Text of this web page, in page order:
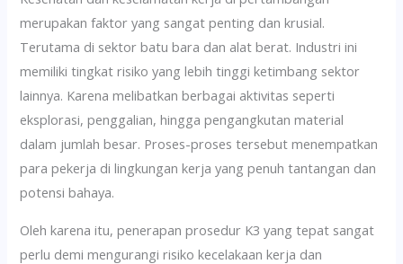
merupakan faktor yang sangat penting dan krusial.
Terutama di sektor batu bara dan alat berat. Industri ini
memiliki tingkat risiko yang lebih tinggi ketimbang sektor
lainnya. Karena melibatkan berbagai aktivitas seperti
eksplorasi, penggalian, hingga pengangkutan material
dalam jumlah besar. Proses-proses tersebut menempatkan
para pekerja di lingkungan kerja yang penuh tantangan dan
potensi bahaya.
Oleh karena itu, penerapan prosedur K3 yang tepat sangat
perlu demi mengurangi risiko kecelakaan kerja dan